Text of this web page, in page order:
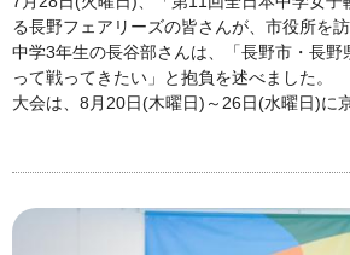
る長野フェアリーズの皆さんが、市役所を訪
中学3年生の長谷部さんは、「長野市・長野
って戦ってきたい」と抱負を述べました。
大会は、8月20日(木曜日)～26日(水曜日)に